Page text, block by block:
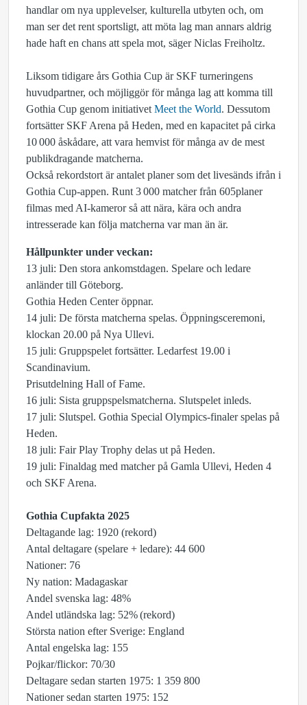
handlar om nya upplevelser, kulturella utbyten och, om
man ser det rent sportsligt, att möta lag man annars aldrig
hade haft en chans att spela mot, säger Niclas Freiholtz.
Liksom tidigare års Gothia Cup är SKF turneringens
huvudpartner, och möjliggör för många lag att komma till
Gothia Cup genom initiativet Meet the World. Dessutom
fortsätter SKF Arena på Heden, med en kapacitet på cirka
10 000 åskådare, att vara hemvist för många av de mest
publikdragande matcherna.
Också rekordstort är antalet planer som det livesänds ifrån i
Gothia Cup-appen. Runt 3 000 matcher från 605planer
filmas med AI-kameror så att nära, kära och andra
intresserade kan följa matcherna var man än är.
Hållpunkter under veckan:
13 juli: Den stora ankomstdagen. Spelare och ledare
anländer till Göteborg.
Gothia Heden Center öppnar.
14 juli: De första matcherna spelas. Öppningsceremoni,
klockan 20.00 på Nya Ullevi.
15 juli: Gruppspelet fortsätter. Ledarfest 19.00 i
Scandinavium.
Prisutdelning Hall of Fame.
16 juli: Sista gruppspelsmatcherna. Slutspelet inleds.
17 juli: Slutspel. Gothia Special Olympics-finaler spelas på
Heden.
18 juli: Fair Play Trophy delas ut på Heden.
19 juli: Finaldag med matcher på Gamla Ullevi, Heden 4
och SKF Arena.
Gothia Cupfakta 2025
Deltagande lag: 1920 (rekord)
Antal deltagare (spelare + ledare): 44 600
Nationer: 76
Ny nation: Madagaskar
Andel svenska lag: 48%
Andel utländska lag: 52% (rekord)
Största nation efter Sverige: England
Antal engelska lag: 155
Pojkar/flickor: 70/30
Deltagare sedan starten 1975: 1 359 800
Nationer sedan starten 1975: 152